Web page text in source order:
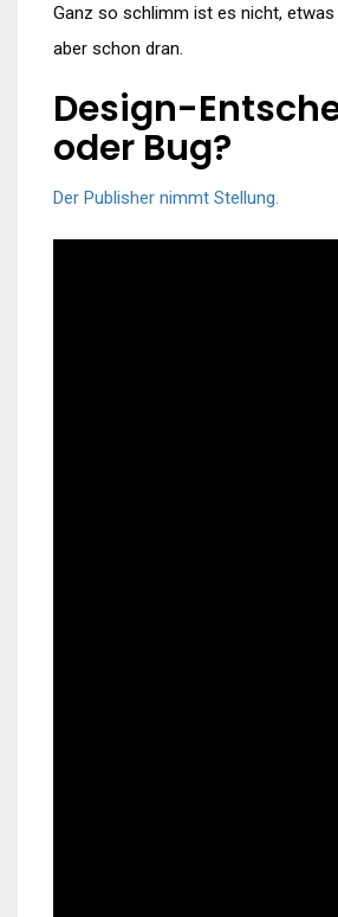
Ganz so schlimm ist es nicht,
aber schon dran.
Design-
oder Bug?
Der Publisher nimmt Stellung.